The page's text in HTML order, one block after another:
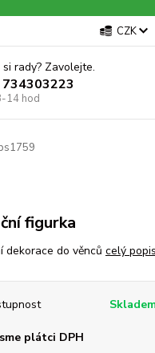
CZK
rady? Zavolejte.
14 hod
figurka
dekorace do věnců celý popis
plátci DPH